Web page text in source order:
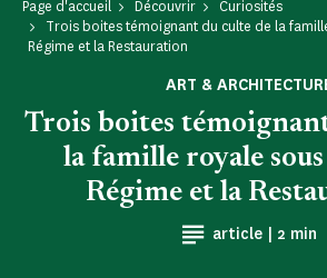
Page d'accueil Découvrir
Curiosités
Trois boites témoignant du culte de la
Régime et la Restauration
ART &
article | 2 min
Trois boites
la famille royale
Régime et la